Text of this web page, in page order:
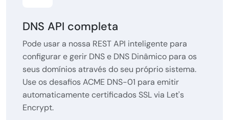
DNS API completa
Pode usar a nossa REST API inteligente para
configurar e gerir DNS e DNS Dinâmico para os
seus domínios através do seu próprio sistema.
Use os desafios ACME DNS-01 para emitir
automaticamente certificados SSL via Let's
Encrypt.